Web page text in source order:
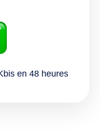
en 48 heures